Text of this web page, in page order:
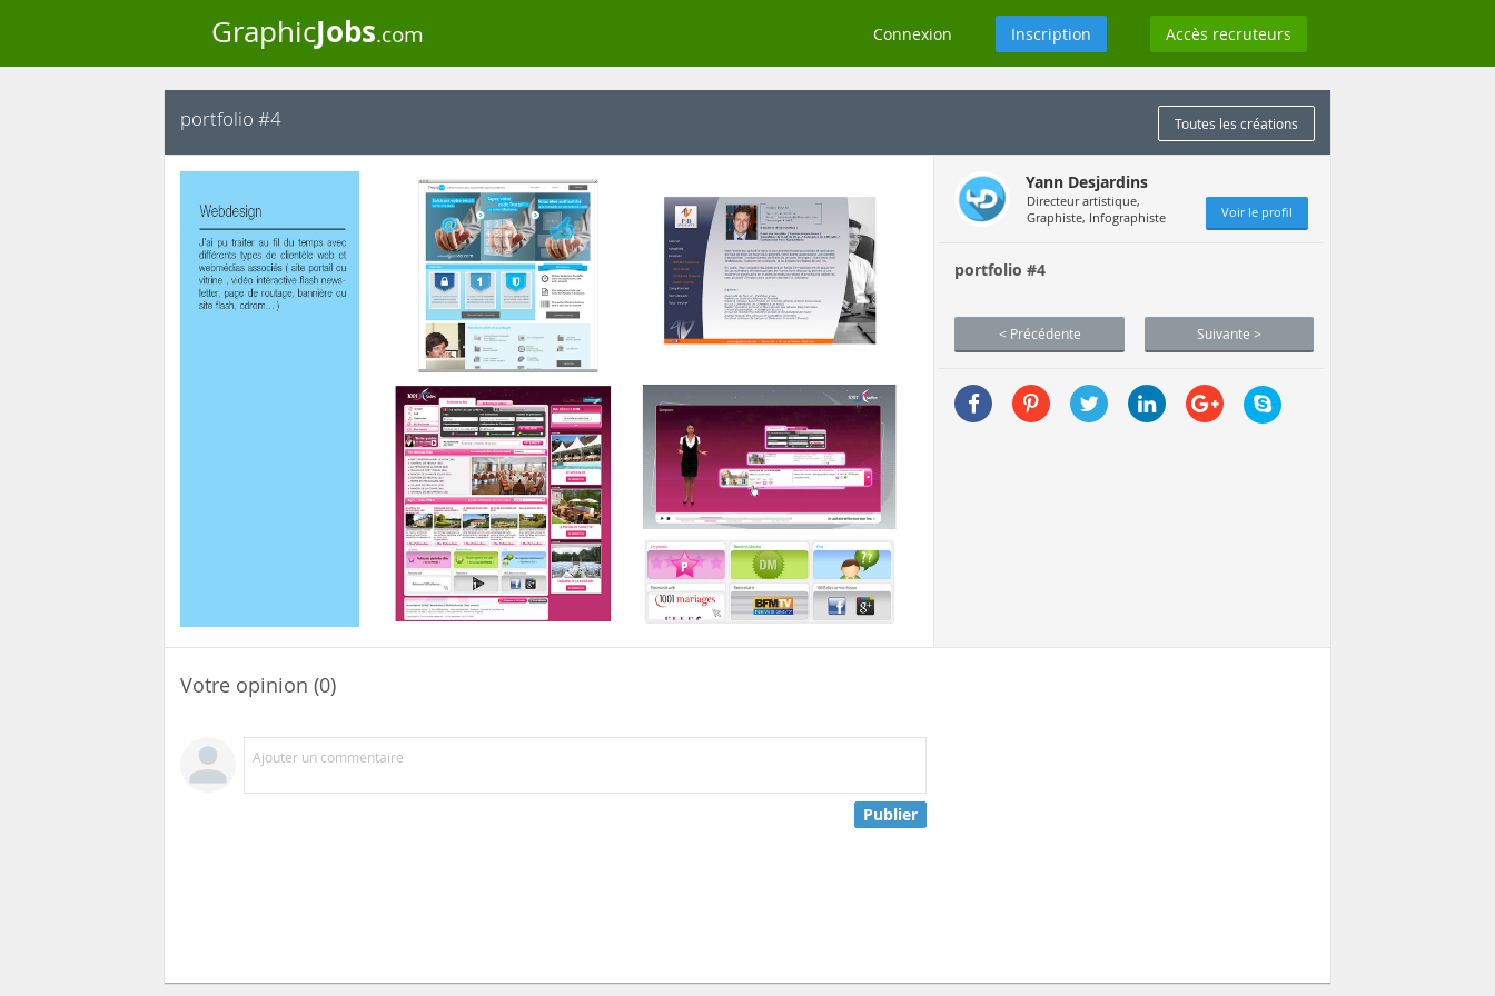
GraphicJobs.com Connexion Inscription Accès recruteurs
portfolio #4 Toutes les créations
Yann Desjardins
Directeur artistique,
Graphiste, Infographiste
Voir le profil
portfolio #4
< Précédente Suivante >
Votre opinion (0)
Ajouter un commentaire
Publier